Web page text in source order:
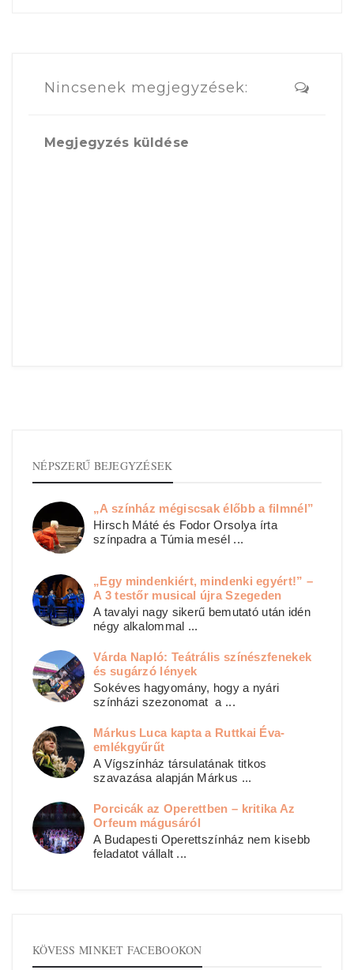
Nincsenek megjegyzések:
Megjegyzés küldése
NÉPSZERŰ BEJEGYZÉSEK
„A színház mégiscsak élőbb a filmnél”
Hirsch Máté és Fodor Orsolya írta
színpadra a Túmia mesél ...
„Egy mindenkiért, mindenki egyért!” –
A 3 testőr musical újra Szegeden
A tavalyi nagy sikerű bemutató után idén
négy alkalommal ...
Várda Napló: Teátrális színészfenekek
és sugárzó lények
Sokéves hagyomány, hogy a nyári
színházi szezonomat a ...
Márkus Luca kapta a Ruttkai Éva-
emlékgyűrűt
A Vígszínház társulatának titkos
szavazása alapján Márkus ...
Porcicák az Operettben – kritika Az
Orfeum mágusáról
A Budapesti Operettszínház nem kisebb
feladatot vállalt ...
KÖVESS MINKET FACEBOOKON